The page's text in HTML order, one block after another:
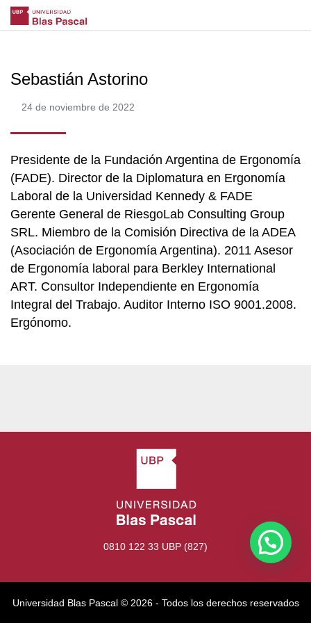
Sebastián Astorino
24 de noviembre de 2022
Presidente de la Fundación Argentina de Ergonomía
(FADE). Director de la Diplomatura en Ergonomía
Laboral de la Universidad Kennedy & FADE
Gerente General de RiesgoLab Consulting Group
SRL. Miembro de la Comisión Directiva de la ADEA
(Asociación de Ergonomía Argentina). 2011 Asesor
de Ergonomía laboral para Berkley International
ART. Consultor Independiente en Ergonomía
Integral del Trabajo. Auditor Interno ISO 9001.2008.
Ergónomo.
0810 122 33 UBP (827)
Universidad Blas Pascal ©️ 2026 - Todos los derechos reservados